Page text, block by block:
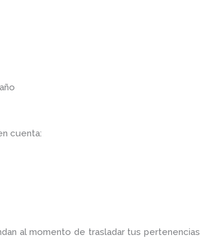
cuenta:
al momento de trasladar tus pertenencias